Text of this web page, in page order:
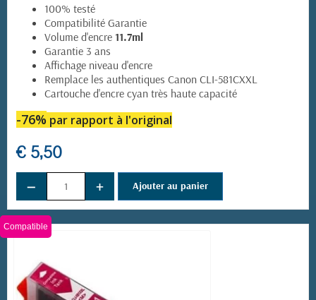
(14 avis)
100% testé
Compatibilité Garantie
Volume d'encre 11.7ml
Garantie 3 ans
Affichage niveau d'encre
Remplace les authentiques Canon CLI-581CXXL
Cartouche d'encre cyan très haute capacité
-76% par rapport à l'original
€ 5,50
− + Ajouter au panier
Compatible